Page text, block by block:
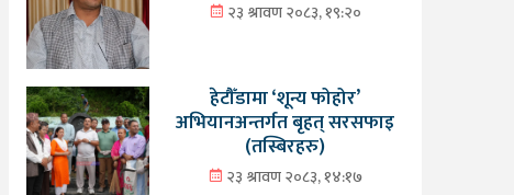
२३ श्रावण २०८३, १९:२०
हेटौँडामा ‘शून्य फोहोर’
अभियानअन्तर्गत बृहत् सरसफाइ
(तस्बिरहरु)
२३ श्रावण २०८३, १४:१७